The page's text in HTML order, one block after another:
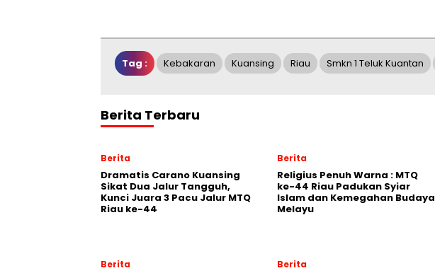
Tag : Kebakaran Kuansing Riau Smkn 1 Teluk Kuantan
Berita Terbaru
Berita
Dramatis Carano Kuansing
Sikat Dua Jalur Tangguh,
Kunci Juara 3 Pacu Jalur MTQ
Riau ke-44
Berita
Religius Penuh Warna : MTQ
ke-44 Riau Padukan Syiar
Islam dan Kemegahan Budaya
Melayu
Berita Berita